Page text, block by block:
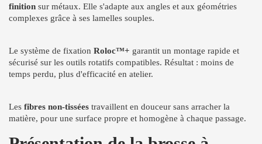
finition sur métaux. Elle s'adapte aux angles et aux géométries
complexes grâce à ses lamelles souples.
Le système de fixation Roloc™+ garantit un montage rapide et
sécurisé sur les outils rotatifs compatibles. Résultat : moins de
temps perdu, plus d'efficacité en atelier.
Les fibres non-tissées travaillent en douceur sans arracher la
matière, pour une surface propre et homogène à chaque passage.